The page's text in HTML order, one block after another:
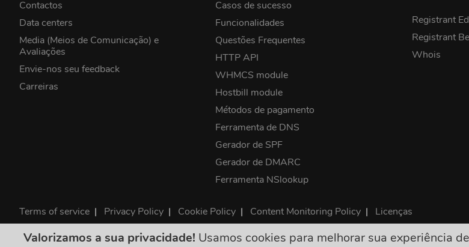
Contactos
Data centers
Media (Meios de Comunicação) e
Avaliações
Envie-nos seu feedback
Carreiras
Casos de sucesso
Funcionalidades
Questões Frequentes
HTTP API
WHMCS module
Hostbill module
Métodos de pagamento
Ferramenta de DNS
Gerador de SPF
Gerador de DMARC
Ferramenta NSlookup
Registrant
Registrant
Whois
Terms of service | Privacy Policy | Cookie Policy | Content Monitoring Policy | Licenças
©2026 ClouDNS
Valorizamos a sua privacidade! Usamos cookies para melhorar sua experiência